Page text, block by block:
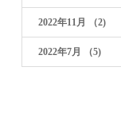
2022年11月 （2)
2022年7月 （5)